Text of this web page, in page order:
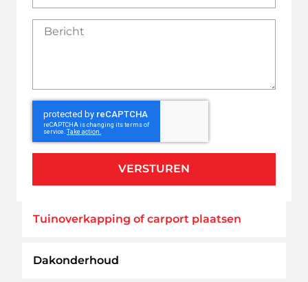
Dakonderhoud
Tuinoverkapping of carport plaatsen
VERSTUREN